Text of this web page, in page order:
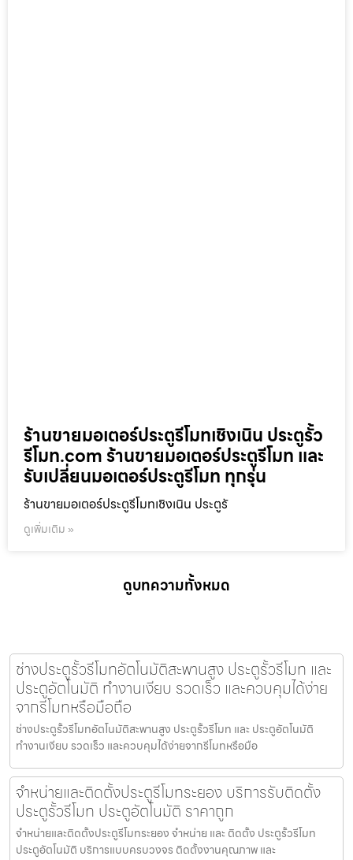
ร้านขายมอเตอร์ประตูรีโมทเชิงเนิน ประตูรั้ว
รีโมท.com ร้านขายมอเตอร์ประตูรีโมท และ
รับเปลี่ยนมอเตอร์ประตูรีโมท ทุกรุ่น
ร้านขายมอเตอร์ประตูรีโมทเชิงเนิน ประตูรั
ดูเพิ่มเติม »
ดูบทความทั้งหมด
ช่างประตูรั้วรีโมทอัตโนมัติสะพานสูง ประตูรั้วรีโมท และ
ประตูอัตโนมัติ ทำงานเงียบ รวดเร็ว และควบคุมได้ง่าย
จากรีโมทหรือมือถือ
ช่างประตูรั้วรีโมทอัตโนมัติสะพานสูง ประตูรั้วรีโมท และ ประตูอัตโนมัติ
ทำงานเงียบ รวดเร็ว และควบคุมได้ง่ายจากรีโมทหรือมือ
จำหน่ายและติดตั้งประตูรีโมทระยอง บริการรับติดตั้ง
ประตูรั้วรีโมท ประตูอัตโนมัติ ราคาถูก
จำหน่ายและติดตั้งประตูรีโมทระยอง จำหน่าย และ ติดตั้ง ประตูรั้วรีโมท
ประตูอัตโนมัติ บริการแบบครบวงจร ติดตั้งงานคุณภาพ และ